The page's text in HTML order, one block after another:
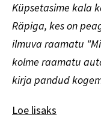
Küpsetasime kala
Räpiga, kes on
ilmuva raamatu
kolme raamatu
kirja pandud
Loe lisaks